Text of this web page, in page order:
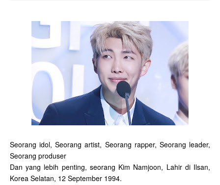
Seorang idol, Seorang artist, Seorang rapper, Seorang leader,
Seorang produser
Dan yang lebih penting, seorang Kim Namjoon, Lahir di Ilsan,
Korea Selatan, 12 September 1994.